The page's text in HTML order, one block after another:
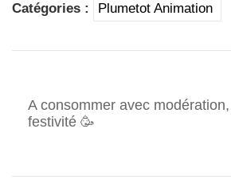
Catégories : Plumetot Animation
A consommer avec
festivité 🥳